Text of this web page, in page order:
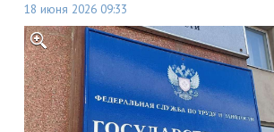
18 июня 2026 09:33